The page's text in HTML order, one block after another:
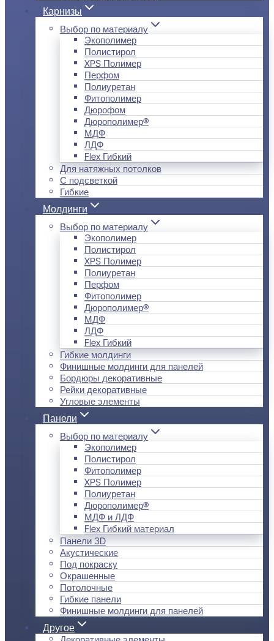
Карнизы
Выбор по материалу
Экополимер
Полистирол
XPS Полимер
Перфом
Полиуретан
Фитополимер
Дюрофом
Дюрополимер®
МДФ
ЛДФ
Flex Гибкий
Для натяжных потолков
С подсветкой
Гибкие
Молдинги
Выбор по материалу
Экополимер
Полистирол
XPS Полимер
Полиуретан
Перфом
Фитополимер
Дюрополимер®
МДФ
ЛДФ
Flex Гибкий
Гибкие молдинги
Финишные молдинги для панелей
Бордюры декоративные
Рейки декоративные
Угловые элементы
Панели
Выбор по материалу
Экополимер
Полистирол
Фитополимер
XPS Полимер
Полиуретан
Дюрополимер®
МДФ и ЛДФ
Flex Гибкий материал
Панели 3D
Акустические
Под покраску
Окрашенные
Потолочные
Гибкие панели
Финишные молдинги для панелей
Другое